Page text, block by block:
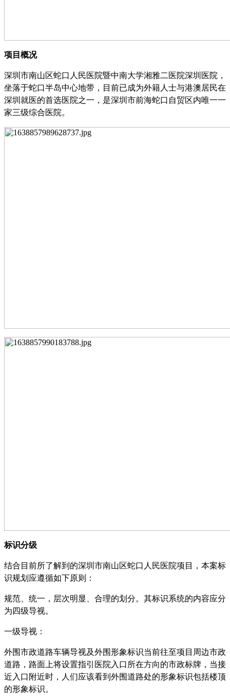
项目概况
深圳市南山区蛇口人民医院暨中南大学湘雅二医院深圳医院，
坐落于蛇口半岛中心地带，目前已成为外籍人士与港澳居民在
深圳就医的首选医院之一，是深圳市前海蛇口自贸区内唯一一
家三级综合医院。
标识分级
结合目前所了解到的深圳市南山区蛇口人民医院项目，本案标
识规划应遵循如下原则：
规范、统一，层次明显、合理的划分。其标识系统的内容应分
为四级导视。
一级导视：
外围市政道路车辆导视及外围形象标识当前往至项目周边市政
道路，路面上将设置指引医院入口所在方向的市政标牌，当接
近入口附近时，人们应该看到外围道路处的形象标识包括楼顶
的形象标识。